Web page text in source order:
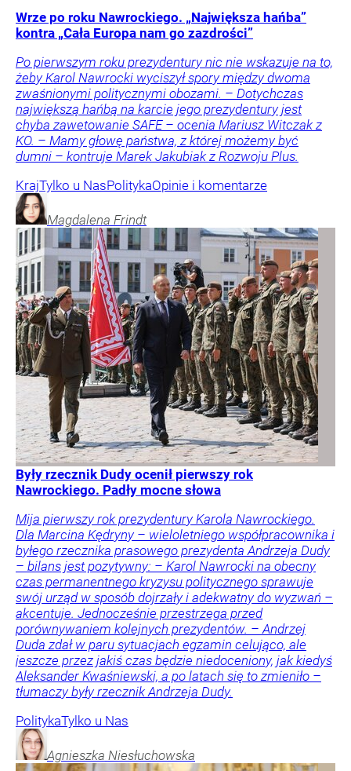
Wrze po roku Nawrockiego. „Największa hańba”
kontra „Cała Europa nam go zazdrości”
Po pierwszym roku prezydentury nic nie wskazuje na to,
żeby Karol Nawrocki wyciszył spory między dwoma
zwaśnionymi politycznymi obozami. – Dotychczas
największą hańbą na karcie jego prezydentury jest
chyba zawetowanie SAFE – ocenia Mariusz Witczak z
KO. – Mamy głowę państwa, z której możemy być
dumni – kontruje Marek Jakubiak z Rozwoju Plus.
KrajTylko u NasPolitykaOpinie i komentarze
Magdalena Frindt
Były rzecznik Dudy ocenił pierwszy rok
Nawrockiego. Padły mocne słowa
Mija pierwszy rok prezydentury Karola Nawrockiego.
Dla Marcina Kędryny – wieloletniego współpracownika i
byłego rzecznika prasowego prezydenta Andrzeja Dudy
– bilans jest pozytywny: – Karol Nawrocki na obecny
czas permanentnego kryzysu politycznego sprawuje
swój urząd w sposób dojrzały i adekwatny do wyzwań –
akcentuje. Jednocześnie przestrzega przed
porównywaniem kolejnych prezydentów. – Andrzej
Duda zdał w paru sytuacjach egzamin celująco, ale
jeszcze przez jakiś czas będzie niedoceniony, jak kiedyś
Aleksander Kwaśniewski, a po latach się to zmieniło –
tłumaczy były rzecznik Andrzeja Dudy.
PolitykaTylko u Nas
Agnieszka Niesłuchowska